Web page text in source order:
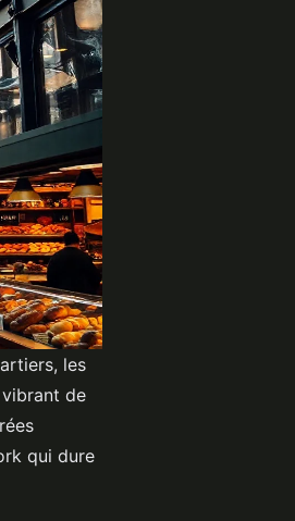
les
vibrant de
qui dure